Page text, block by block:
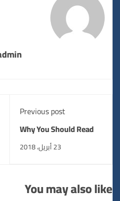
admin
Previous post
Why You Should Read
Every Day
You may also like